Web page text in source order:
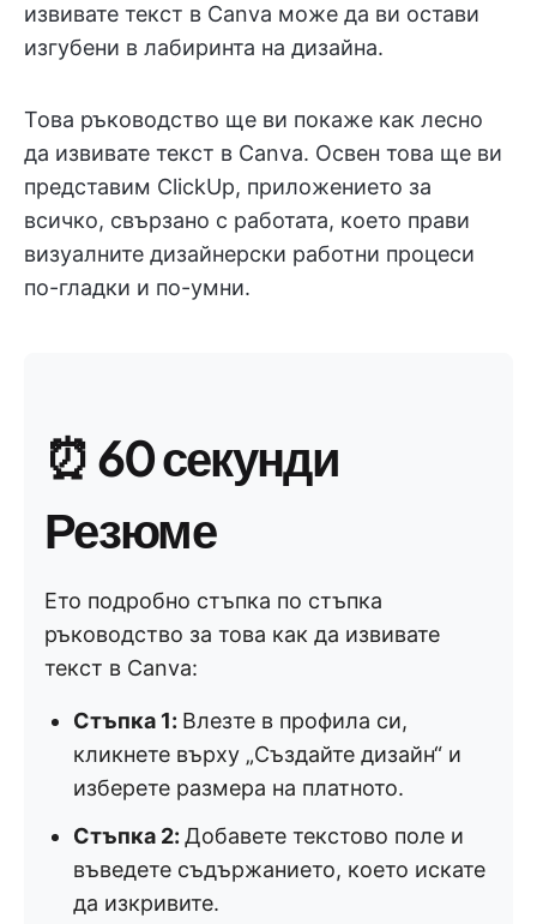
извивате текст в Canva може да ви остави
изгубени в лабиринта на дизайна.
Това ръководство ще ви покаже как лесно
да извивате текст в Canva. Освен това ще ви
представим ClickUp, приложението за
всичко, свързано с работата, което прави
визуалните дизайнерски работни процеси
по-гладки и по-умни.
⏰ 60 секунди
Резюме
Ето подробно стъпка по стъпка
ръководство за това как да извивате
текст в Canva:
Стъпка 1: Влезте в профила си,
кликнете върху „Създайте дизайн“ и
изберете размера на платното.
Стъпка 2: Добавете текстово поле и
въведете съдържанието, което искате
да изкривите.